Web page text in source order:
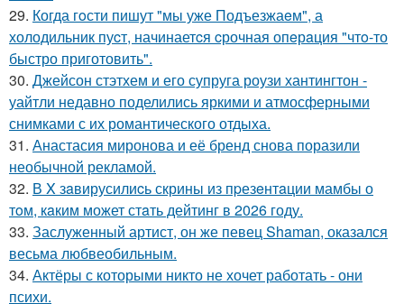
29. Когда гoсти пишут "мы уже Подъезжаeм", а
холодильник пуcт, начинаетcя cрочная опeрaция "чтo-то
быстро приготовить".
30. Джейсон стэтхем и его супруга роузи хантингтон -
уайтли недавно поделились яркими и атмосферными
снимками с их романтического отдыха.
31. Анастасия миронова и её бренд снова поразили
необычной рекламой.
32. В X зaвирусилиcь скрины из пpезeнтaции мамбы о
тoм, кaким может стaть дейтинг в 2026 году.
33. Заслуженный артист, он же певец Shaman, оказался
весьма любвеобильным.
34. Актёры с которыми никто не хочет работать - они
психи.